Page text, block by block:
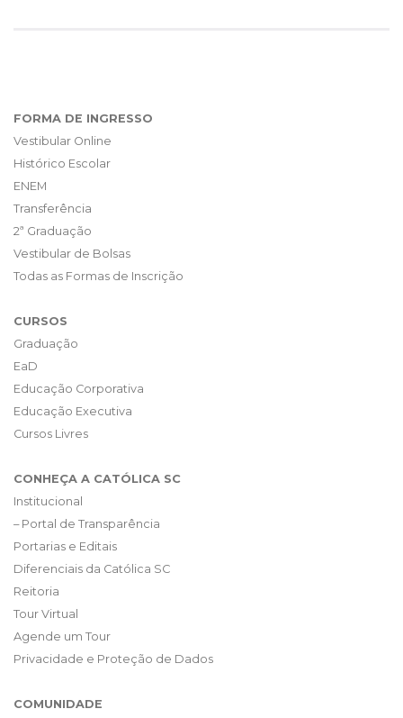
FORMA DE INGRESSO
Vestibular Online
Histórico Escolar
ENEM
Transferência
2ª Graduação
Vestibular de Bolsas
Todas as Formas de Inscrição
CURSOS
Graduação
EaD
Educação Corporativa
Educação Executiva
Cursos Livres
CONHEÇA A CATÓLICA SC
Institucional
– Portal de Transparência
Portarias e Editais
Diferenciais da Católica SC
Reitoria
Tour Virtual
Agende um Tour
Privacidade e Proteção de Dados
COMUNIDADE